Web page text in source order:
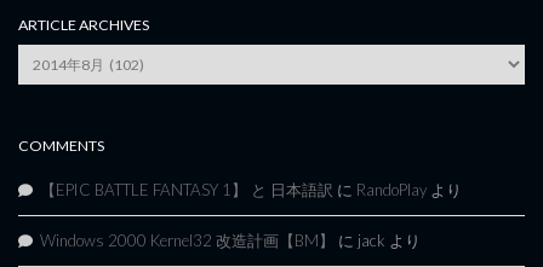
ARTICLE ARCHIVES
Article
Archives
COMMENTS
【EPIC BATTLE FANTASY 1】 と 日本語訳 に RandoPlay より
Windows 2000 Kernel32 改造計画【BM】 に jack より